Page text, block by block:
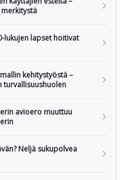
lukujen lapset hoitivat
kehitystyöstä –
turvallisuushuolen
avioero muuttuu
Neljä sukupolvea